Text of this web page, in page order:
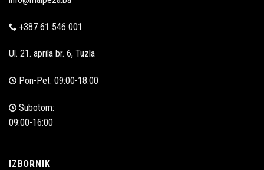
+387 61 546 001
Ul. 21. aprila br. 6, Tuzla
Pon-Pet: 09:00-18:00
Subotom:
09:00-16:00
IZBORNIK